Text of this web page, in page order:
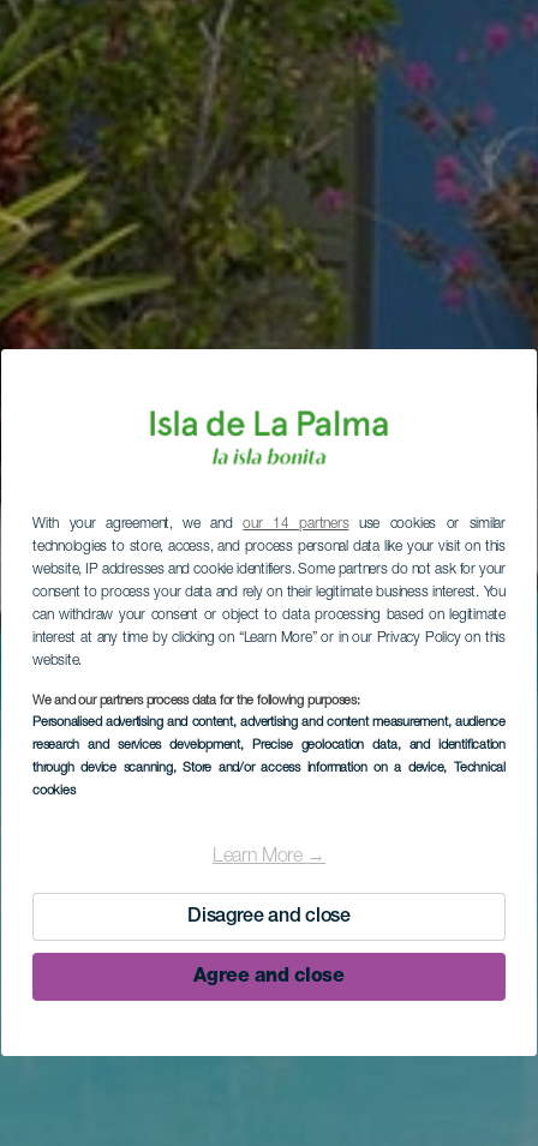
With your agreement, we andour 14 partnersuse cookies or similar
technologies to store, access, and process personal data like your visit on this
website, IP addresses and cookie identifiers. Some partners do not ask for your
consent to process your data and rely on their legitimate business interest. You
can withdraw your consent or object to data processing based on legitimate
interest at any time by clicking on “Learn More” or in our Privacy Policy on this
website.
We and our partners process data for the following purposes:
Personalised advertising and content, advertising and content measurement, audience
research and services development, Precise geolocation data, and identification
through device scanning, Store and/or access information on a device, Technical
cookies
Learn More →
Disagree and close
Agree and close